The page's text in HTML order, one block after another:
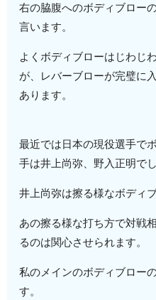
右の脇腹へのボディブロー
言います。
よくボディブローはじわじ
が、レバーブローが完璧に
あります。
最近では日本の現役選手で
手は井上尚弥、野入正明でし
井上尚弥は擦る様なボディ
あの擦る様な打ち方で対戦
るのは関心させられます。
私のメインのボディブロー
す。